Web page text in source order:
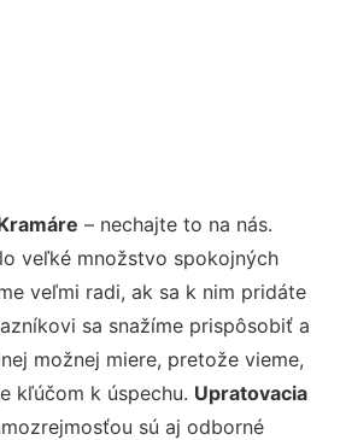
– nechajte to na nás.
veľké množstvo spokojných
veľmi radi, ak sa k nim pridáte
sa snažíme prispôsobiť a
možnej miere, pretože vieme,
kľúčom k úspechu. Upratovacia
sú aj odborné